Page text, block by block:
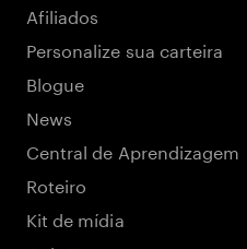
Afiliados
Personalize sua carteira
Blogue
News
Central de Aprendizagem
Roteiro
Kit de mídia